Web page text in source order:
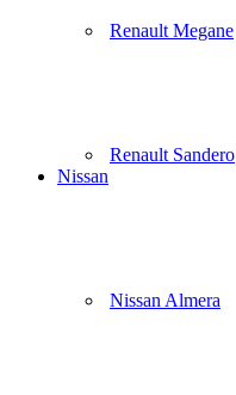
Renault Megane
Renault Sandero
Nissan
Nissan Almera